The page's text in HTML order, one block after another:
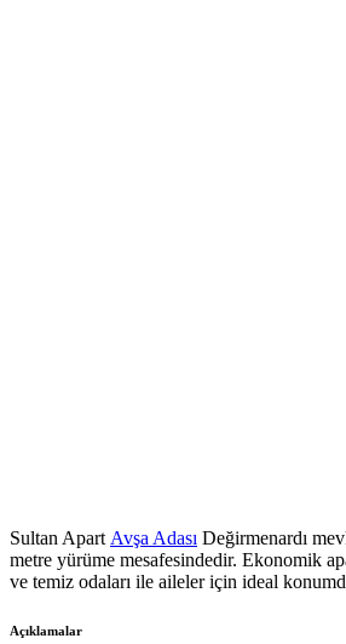
Sultan Apart Avşa Adası Değirmenardı
metre yürüme mesafesindedir. Ekonomik
ve temiz odaları ile aileler için ideal
Açıklamalar